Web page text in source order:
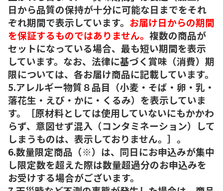
日から品質の保持が十分に可能な日までをそれ
ぞれ期間で表示しています。 お届け日からの期間
を保証するものではありません。 複数の商品が
セットになっている場合、最も短い期間を表示
しています。なお、法律に基づく賞味（消費）期
限については、各お届け商品に記載しています。
5.アレルギー物質８品目（小麦・そば・卵・乳・
落花生・えび・かに・くるみ）を表示していま
す。［原材料としては使用していないにもかかわ
らず、意図せず混入（コンタミネーション）して
しまうものは、表示しておりません。］。
6.数量限定商品（※）は、同日にお申込みが集中
し限定数を超えた際は数量超過分のお申込みを
お受けする場合がございます。